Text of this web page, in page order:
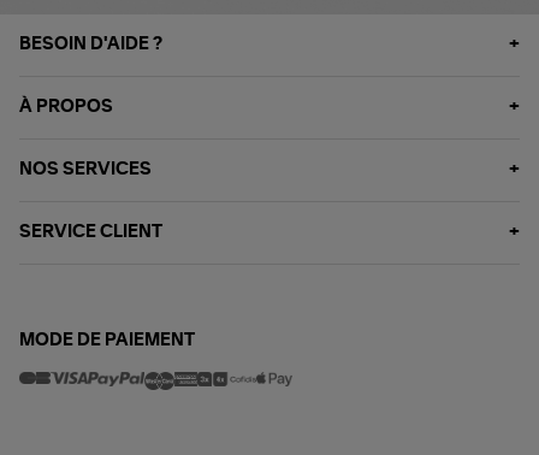
BESOIN D'AIDE ?
À PROPOS
NOS SERVICES
SERVICE CLIENT
MODE DE PAIEMENT